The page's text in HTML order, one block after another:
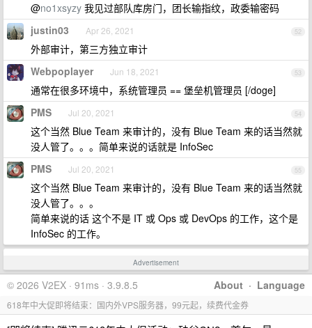
@no1xsyzy 我见过部队库房门，团长输指纹，政委输密码
52
justin03 Apr 26, 2021
外部审计，第三方独立审计
53
Webpoplayer Jun 18, 2021
通常在很多环境中，系统管理员 == 堡垒机管理员 [/doge]
54
PMS Jul 20, 2021
这个当然 Blue Team 来审计的，没有 Blue Team 来的话当然就
没人管了。。。简单来说的话就是 InfoSec
55
PMS Jul 20, 2021
这个当然 Blue Team 来审计的，没有 Blue Team 来的话当然就
没人管了。。。
简单来说的话 这个不是 IT 或 Ops 或 DevOps 的工作，这个是
InfoSec 的工作。
Advertisement
About · Language
© 2026 V2EX · 91ms · 3.9.8.5
618年中大促即将结束：国内外VPS服务器，99元起，续费代金券